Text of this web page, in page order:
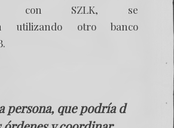
con SZLK, se
utilizando otro banco
persona, que podría d